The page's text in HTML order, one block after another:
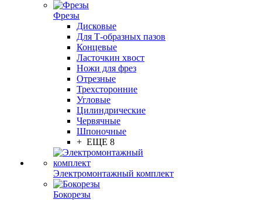
Фрезы
Дисковые
Для Т-образных пазов
Концевые
Ласточкин хвост
Ножи для фрез
Отрезные
Трехсторонние
Угловые
Цилиндрические
Червячные
Шпоночные
+ ЕЩЕ 8
Электромонтажный комплект
Бокорезы